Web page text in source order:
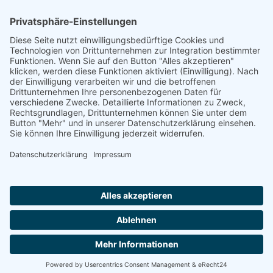
Footer
Cookie-Einstellungen Datenschutz
Impressum
intern
by